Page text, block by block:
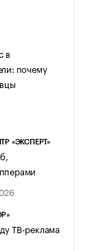
в
почему
«ЭКСПЕРТ»
ТВ-реклама